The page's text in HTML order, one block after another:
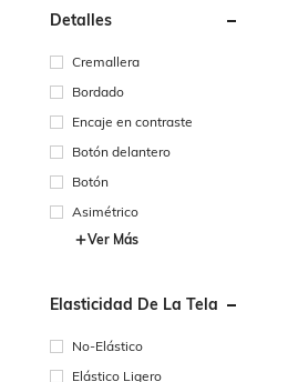
Detalles
Cremallera
Bordado
Encaje en contraste
Botón delantero
Botón
Asimétrico
Ver Más
Elasticidad De La Tela
No-Elástico
Elástico Ligero